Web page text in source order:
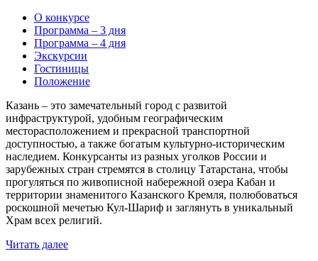
О конкурсе
Программа – 3 дня
Программа – 4 дня
Экскурсии
Гостиницы
Положение
Казань – это замечательный город с развитой
инфраструктурой, удобным географическим
месторасположением и прекрасной транспортной
доступностью, а также богатым культурно-историческим
наследием. Конкурсанты из разных уголков России и
зарубежных стран стремятся в столицу Татарстана, чтобы
прогуляться по живописной набережной озера Кабан и
территории знаменитого Казанского Кремля, полюбоваться
роскошной мечетью Кул-Шариф и заглянуть в уникальный
Храм всех религий.
Читать далее